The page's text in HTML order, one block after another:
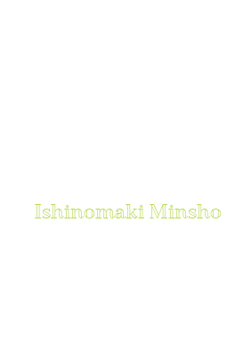
Ishinomaki Minsho